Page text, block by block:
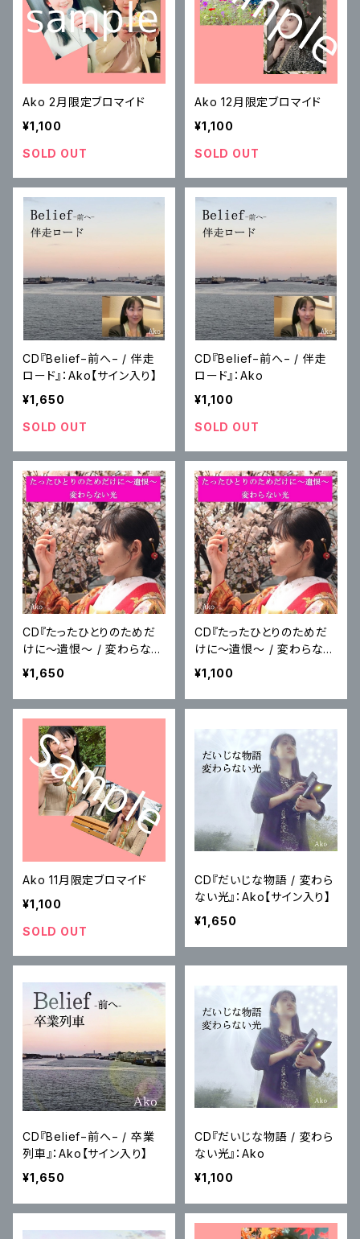
Ako 2月限定ブロマイド
¥1,100
SOLD OUT
Ako 12月限定ブロマイド
¥1,100
SOLD OUT
CD『Belief−前へ− / 伴走
ロード』：Ako【サイン入り】
¥1,650
SOLD OUT
CD『Belief−前へ− / 伴走
ロード』：Ako
¥1,100
SOLD OUT
CD『たったひとりのためだ
けに〜遺恨〜 / 変わらない
光』：Ako【サイン入り】
¥1,650
CD『たったひとりのためだ
けに〜遺恨〜 / 変わらない
光』：Ako
¥1,100
Ako 11月限定ブロマイド
¥1,100
SOLD OUT
CD『だいじな物語 / 変わら
ない光』：Ako【サイン入り】
¥1,650
CD『Belief−前へ− / 卒業
列車』：Ako【サイン入り】
¥1,650
CD『だいじな物語 / 変わら
ない光』：Ako
¥1,100